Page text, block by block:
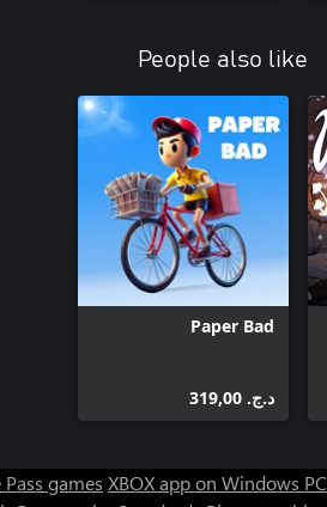
People also like
Paper Bad
د.ج.‏ 319,00
Pass games XBOX app on Windows PC